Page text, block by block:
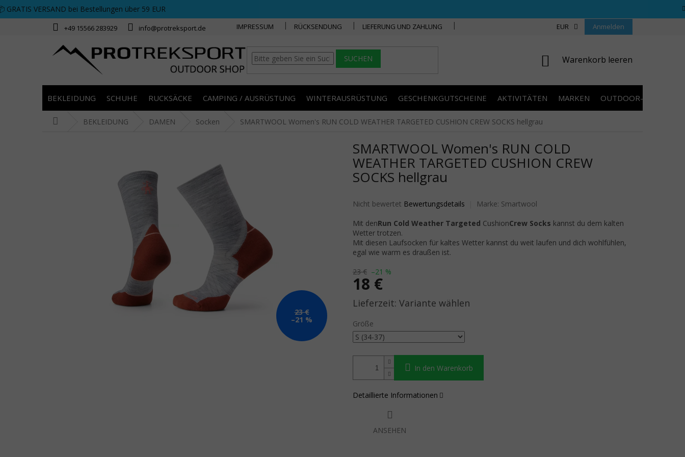
Zum Inhalt springen
GRATIS VERSAND bei Bestellungen über 59 EUR
+49 15566 283929 info@protreksport.de IMPRESSUM RÜCKSENDUNG LIEFERUNG UND ZAHLUNG ÜBER UNS COOKIES
EUR Anmelden
SUCHEN WARENKORB
Warenkorb leeren
BEKLEIDUNG SCHUHE RUCKSÄCKE CAMPING / AUSRÜSTUNG WINTERAUSRÜSTUNG GESCHENKGUTSCHEINE AKTIVITÄTEN MARKEN OUTDOOR-
StartseiteBEKLEIDUNG DAMEN Socken SMARTWOOL Women's RUN COLD WEATHER TARGETED CUSHION CREW SOCKS hellgrau
23 €
–21 %
SMARTWOOL Women's RUN COLD
WEATHER TARGETED CUSHION CREW
SOCKS hellgrau
Die durchschnittliche Produktbewertung ist 0,0 von 5 Sternen.
Nicht bewertet Bewertungsdetails Marke: Smartwool
23 € –21 %
18 €
Verkaufspreis: Variante wählen
Größe
In den Warenkorb
Mit denRun Cold Weather Targeted CushionCrew Socks kannst du dem kalten
Wetter trotzen.
Mit diesen Laufsocken für kaltes Wetter kannst du weit laufen und dich wohlfühlen,
egal wie warm es draußen ist.
Detaillierte Informationen
ANSEHEN